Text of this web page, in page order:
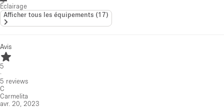
Éclairage
Afficher tous les équipements (17)
Avis
5
·
5 reviews
C
Carmelita
avr. 20, 2023